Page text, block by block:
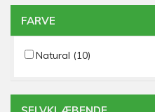
FARVE
Natural (10)